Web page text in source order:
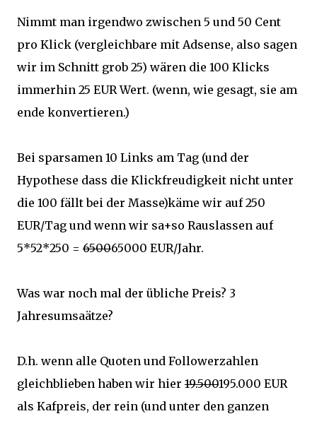
Nimmt man irgendwo zwischen 5 und 50 Cent
pro Klick (vergleichbare mit Adsense, also sagen
wir im Schnitt grob 25) wären die 100 Klicks
immerhin 25 EUR Wert. (wenn, wie gesagt, sie am
ende konvertieren.)
Bei sparsamen 10 Links am Tag (und der
Hypothese dass die Klickfreudigkeit nicht unter
die 100 fällt bei der Masse)käme wir auf 250
EUR/Tag und wenn wir sa+so Rauslassen auf
5*52*250 = 650065000 EUR/Jahr.
Was war noch mal der übliche Preis? 3
Jahresumsaätze?
D.h. wenn alle Quoten und Followerzahlen
gleichblieben haben wir hier 19.500195.000 EUR
als Kafpreis, der rein (und unter den ganzen